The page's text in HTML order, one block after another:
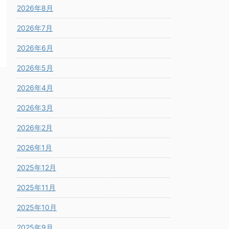
2026年8月
2026年7月
2026年6月
2026年5月
2026年4月
2026年3月
2026年2月
2026年1月
2025年12月
2025年11月
2025年10月
2025年9月